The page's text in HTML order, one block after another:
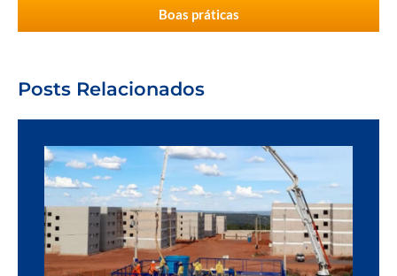
Boas práticas
Posts Relacionados